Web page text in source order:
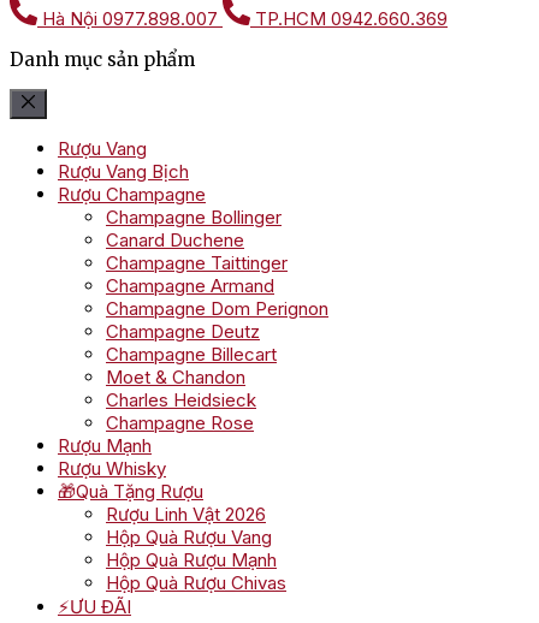
Hà Nội 0977.898.007 TP.HCM 0942.660.369
Danh mục sản phẩm
Rượu Vang
Rượu Vang Bịch
Rượu Champagne
Champagne Bollinger
Canard Duchene
Champagne Taittinger
Champagne Armand
Champagne Dom Perignon
Champagne Deutz
Champagne Billecart
Moet & Chandon
Charles Heidsieck
Champagne Rose
Rượu Mạnh
Rượu Whisky
🎁Quà Tặng Rượu
Rượu Linh Vật 2026
Hộp Quà Rượu Vang
Hộp Quà Rượu Mạnh
Hộp Quà Rượu Chivas
⚡ƯU ĐÃI